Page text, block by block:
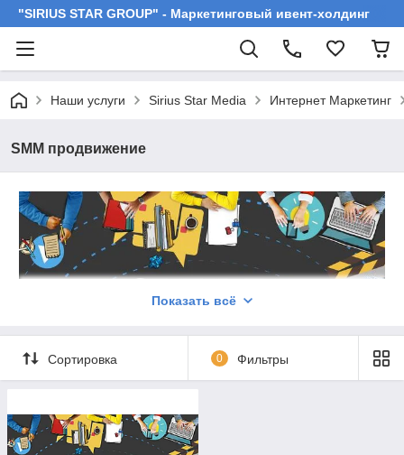
"SIRIUS STAR GROUP" - Маркетинговый ивент-холдинг
Наши услуги Sirius Star Media Интернет Маркетинг
SMM продвижение
Показать всё
Сортировка 0 Фильтры